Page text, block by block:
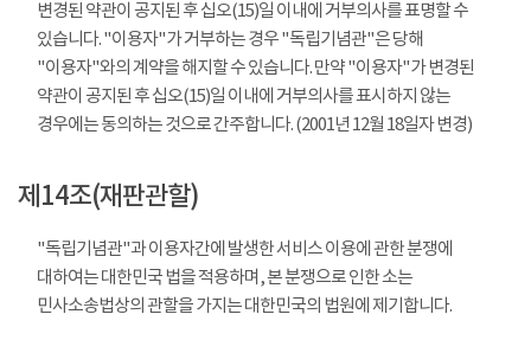
변경된 약관이 공지된 후 십오(15)일 이내에 거부의사를 표명할 수
있습니다. "이용자"가 거부하는 경우 "독립기념관"은 당해
"이용자"와의 계약을 해지할 수 있습니다. 만약 "이용자"가 변경된
약관이 공지된 후 십오(15)일 이내에 거부의사를 표시하지 않는
경우에는 동의하는 것으로 간주합니다. (2001년 12월 18일자 변경)
제14조(재판관할)
"독립기념관"과 이용자간에 발생한 서비스 이용에 관한 분쟁에
대하여는 대한민국 법을 적용하며, 본 분쟁으로 인한 소는
민사소송법상의 관할을 가지는 대한민국의 법원에 제기합니다.